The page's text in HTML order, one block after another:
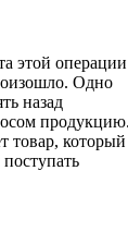
этой операции
Одно
назад
товар,
поступать